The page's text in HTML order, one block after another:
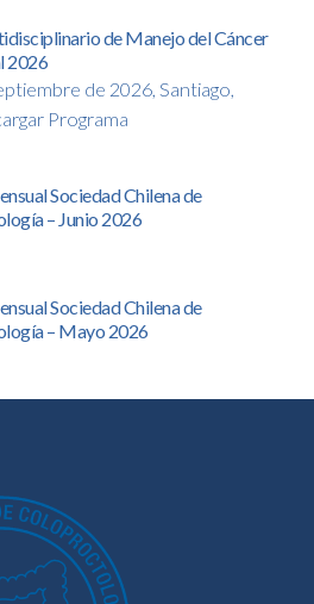
de Manejo del Cáncer
2026
de 2026, Santiago,
Programa
Sociedad Chilena de
– Junio 2026
Sociedad Chilena de
– Mayo 2026